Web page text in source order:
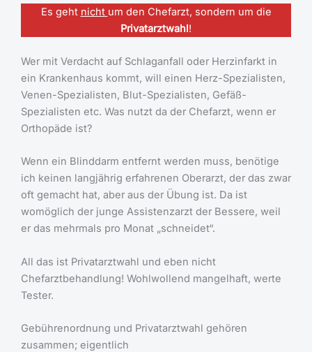
Es geht nicht um den Chefarzt, sondern um die
Privatarztwahl!
Wer mit Verdacht auf Schlaganfall oder Herzinfarkt in
ein Krankenhaus kommt, will einen Herz-Spezialisten,
Venen-Spezialisten, Blut-Spezialisten, Gefäß-
Spezialisten etc. Was nutzt da der Chefarzt, wenn er
Orthopäde ist?
Wenn ein Blinddarm entfernt werden muss, benötige
ich keinen langjährig erfahrenen Oberarzt, der das zwar
oft gemacht hat, aber aus der Übung ist. Da ist
womöglich der junge Assistenzarzt der Bessere, weil
er das mehrmals pro Monat „schneidet“.
All das ist Privatarztwahl und eben nicht
Chefarztbehandlung! Wohlwollend mangelhaft, werte
Tester.
Gebührenordnung und Privatarztwahl gehören
zusammen; eigentlich